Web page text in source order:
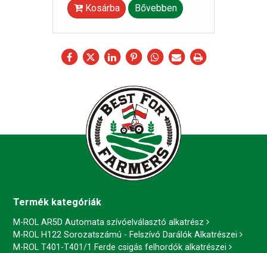
Kosárba Bővebben
Termék kategóriák
M-ROL AR5D Automata szívóelválasztó alkatrész
M-ROL H122 Sorozatszámú - Felszívó Darálók Alkatrészei
M-ROL T401-T401/1 Ferde csigás felhordók alkatrészei